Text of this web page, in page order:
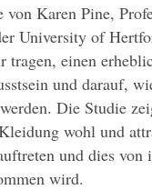
von Karen Pine,
University of
einen
und darauf,
Die Studie
wohl und
und dies
wird.